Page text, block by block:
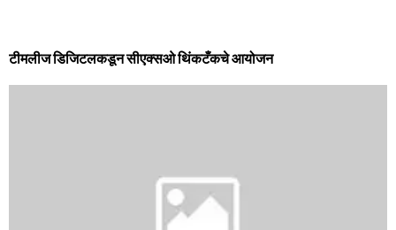
टीमलीज डिजिटलकडून सीएक्सओ थिंकटँकचे आयोजन